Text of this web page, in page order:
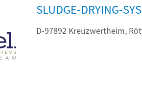
SLUDGE-DRYING-
D-97892 Kreuzwertheim,